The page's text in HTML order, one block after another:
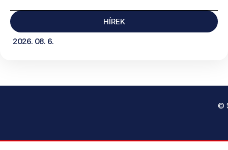
HÍREK
2026. 08. 6.
©